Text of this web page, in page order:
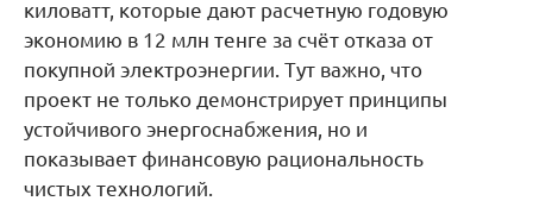
киловатт, которые дают расчетную годовую
экономию в 12 млн тенге за счёт отказа от
покупной электроэнергии. Тут важно, что
проект не только демонстрирует принципы
устойчивого энергоснабжения, но и
показывает финансовую рациональность
чистых технологий.